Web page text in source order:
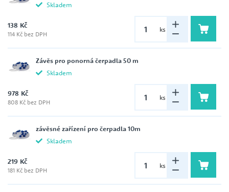
Skladem
138 Kč
114 Kč bez DPH
ks
Závěs pro ponorná čerpadla 50 m
Skladem
978 Kč
808 Kč bez DPH
ks
závěsné zařízení pro čerpadla 10m
Skladem
219 Kč
181 Kč bez DPH
ks